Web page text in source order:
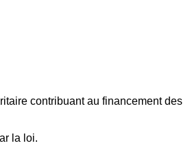
contribuant au financement des
la loi.